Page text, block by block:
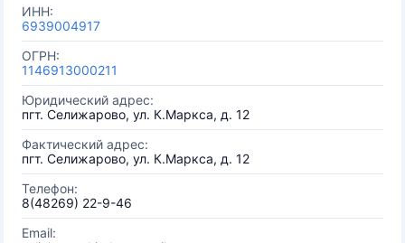
ИНН:
6939004917
ОГРН:
1146913000211
Юридический адрес:
пгт. Селижарово, ул. К.Маркса, д. 12
Фактический адрес:
пгт. Селижарово, ул. К.Маркса, д. 12
Телефон:
8(48269) 22-9-46
Email: